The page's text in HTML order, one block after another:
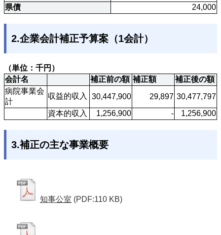
県債
24,000
2.企業会計補正予算案（1会計）
（単位：千円）
会計名
補正前の額 補正額
補正後の額
病院事業会
計
収益的収入 30,447,900 29,897 30,477,797
資本的収入
1,256,900 - 1,256,900
3.補正の主な事業概要
知事公室 (PDF:110 KB)